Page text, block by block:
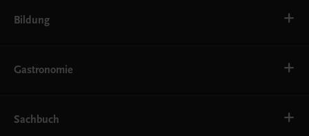
Bildung
AHS
EWF/ZWF
FW
Gastronomie
Getränke
Sachbuch